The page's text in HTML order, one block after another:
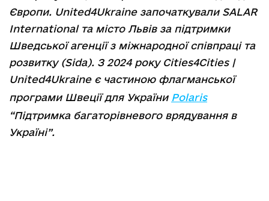
Європи. United4Ukraine започаткували SALAR
International та місто Львів за підтримки
Шведської агенції з міжнародної співпраці та
розвитку (Sida). З 2024 року Cities4Cities |
United4Ukraine є частиною флагманської
програми Швеції для України Polaris
“Підтримка багаторівневого врядування в
Україні”.